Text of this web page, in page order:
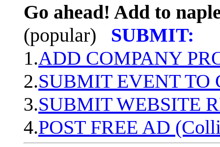
Go ahead! Add to
(popular)
SUBMIT:
1.ADD COMPANY
2.SUBMIT EVENT TO
3.SUBMIT WEBSITE
4.POST FREE AD